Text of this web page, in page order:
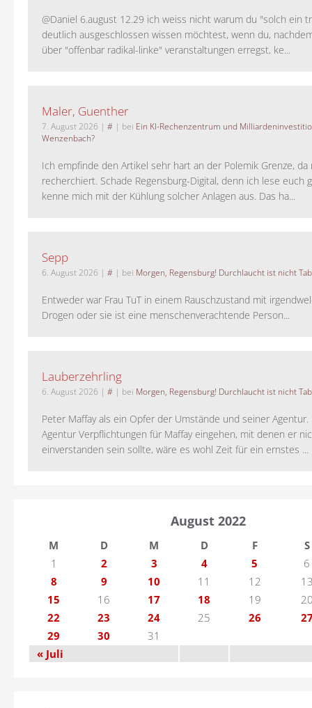
@Daniel 6.august 12.29 ich weiss nicht warum du "solch ein
deutlich ausgeschlossen wissen möchtest, wenn du,
über "offenbar radikal-linke" veranstaltungen erregst, ke...
Maler, Guenther
7. August 2026 | # | bei Ein KI-Rechenzentrum und
Wenzenbach?
Ich empfinde den Artikel sehr hart an der Polemik Grenze,
recherchiert. Schade Regensburg-Digital, denn ich lese euch
kenne mich mit der Kühlung solcher Anlagen aus. Das ha...
Sepp
6. August 2026 | # | bei Morgen, Regensburg! Durchlaucht ist nicht
Entweder war Frau TuT in einem Rauschzustand mit
Drogen oder sie ist eine menschenverachtende Person...
Lauberzehrling
6. August 2026 | # | bei Morgen, Regensburg! Durchlaucht ist nicht
Peter Maffay als ein Opfer der Umstände und seiner Agentur.
Agentur Verpflichtungen für Maffay eingehen, mit denen er
einverstanden sein sollte, wäre es wohl Zeit für ein ernstes ...
August 2022
M D M D F
S
1
2 3 4 5
6
8
9 10 11 12
15
16 17 18 19
22
23 24 25 26
29
30
31
« Juli